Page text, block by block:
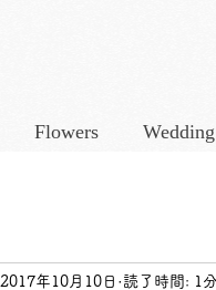
Flowers Wedding
2017年10月10日 読了時間: 1